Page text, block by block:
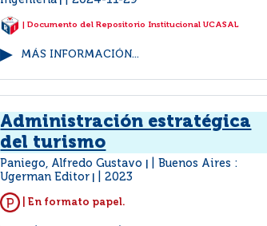
| Documento del Repositorio Institucional UCASAL
MÁS INFORMACIÓN...
Administración estratégica
del turismo
Paniego, Alfredo Gustavo
Buenos Aires :
Ugerman Editor
2023
| En formato papel.